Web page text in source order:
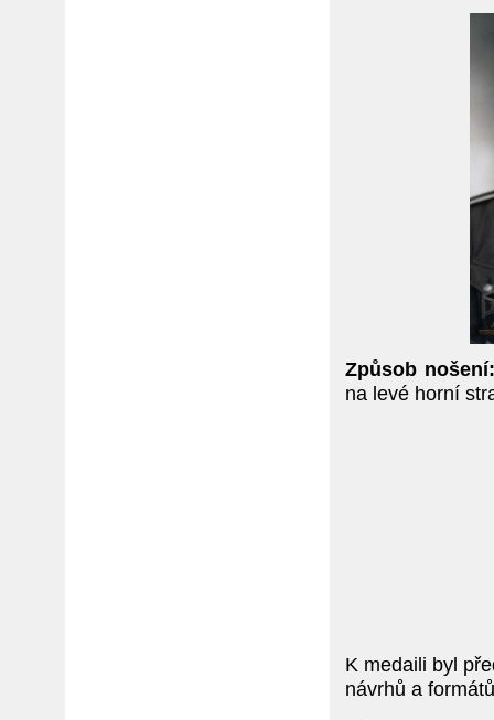
Způsob
na levé horní
K medaili byl
návrhů a